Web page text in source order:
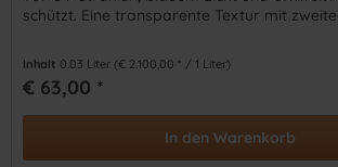
schützt. Eine transparente Textur mit
Inhalt 0.03 Liter (€ 2.100,00 * / 1 Liter)
€ 63,00 *
In den Warenkorb